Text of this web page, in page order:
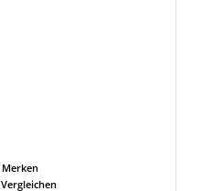
Merken
Vergleichen